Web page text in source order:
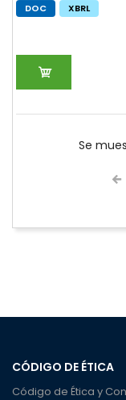
DOC XBRL
Se
CÓDIGO DE ÉTICA
Código de Ética y